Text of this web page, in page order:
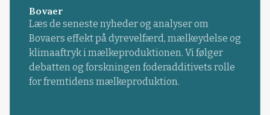
Bovaer
Læs de seneste nyheder og analyser om
Bovaers effekt på dyrevelfærd, mælkeydelse og
klimaaftryk i mælkeproduktionen. Vi følger
debatten og forskningen foderadditivets rolle
for fremtidens mælkeproduktion.